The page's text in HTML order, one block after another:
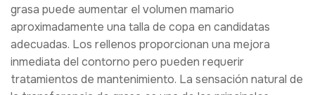
grasa puede aumentar el volumen mamario
aproximadamente una talla de copa en candidatas
adecuadas. Los rellenos proporcionan una mejora
inmediata del contorno pero pueden requerir
tratamientos de mantenimiento. La sensación natural de